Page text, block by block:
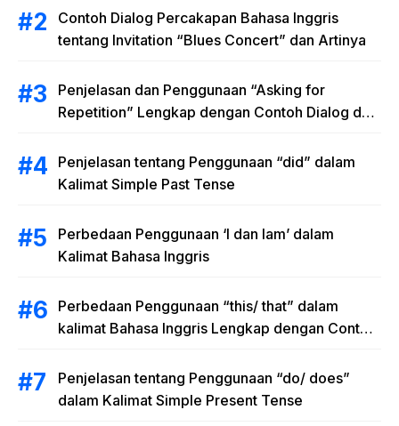
Contoh Dialog Percakapan Bahasa Inggris
tentang Invitation “Blues Concert” dan Artinya
Penjelasan dan Penggunaan “Asking for
Repetition” Lengkap dengan Contoh Dialog dan
Penjelasan tentang Penggunaan “did” dalam
Kalimat Simple Past Tense
Perbedaan Penggunaan ‘I dan Iam’ dalam
Kalimat Bahasa Inggris
Perbedaan Penggunaan “this/ that” dalam
kalimat Bahasa Inggris Lengkap dengan Contoh
Penjelasan tentang Penggunaan “do/ does”
dalam Kalimat Simple Present Tense